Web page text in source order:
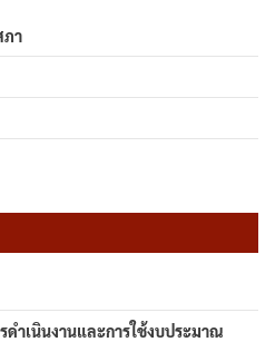
ภา
ำเนินงานและการใช้งบประมาณ